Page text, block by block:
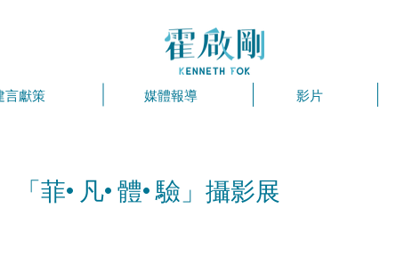
言獻策 媒體報導 影片
菲·凡·體·驗」攝影展